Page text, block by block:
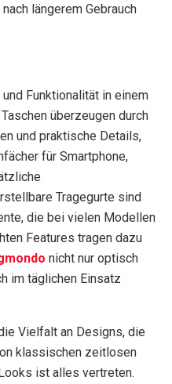
längerem Gebrauch
Funktionalität in einem
überzeugen durch
und praktische Details,
für Smartphone,
Tragegurte sind
die bei vielen Modellen
Features tragen dazu
nicht nur optisch
im täglichen Einsatz
Vielfalt an Designs, die
klassischen zeitlosen
ist alles vertreten.